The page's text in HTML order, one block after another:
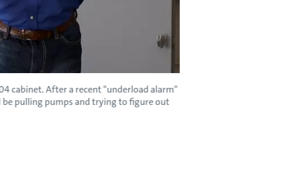
cabinet. After a recent "underload alarm"
pulling pumps and trying to figure out